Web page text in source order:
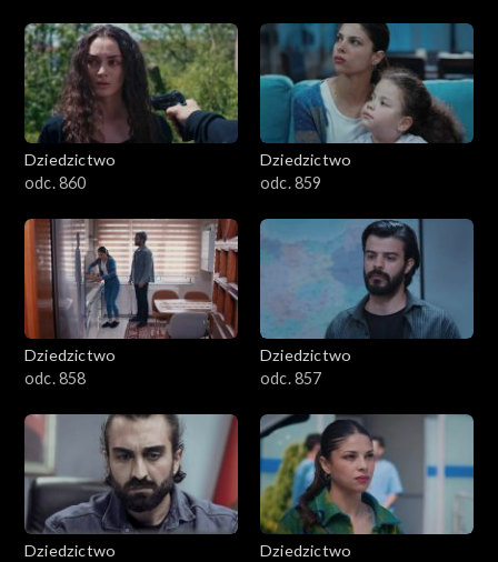
Dziedzictwo
odc. 860
Dziedzictwo
odc. 859
Dziedzictwo
odc. 858
Dziedzictwo
odc. 857
Dziedzictwo
Dziedzictwo